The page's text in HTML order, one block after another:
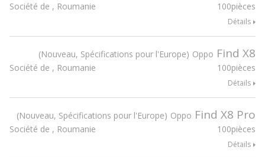
100pièces
Société de , Roumanie
Détails
Nouveau, Spécifications pour l'Europe Oppo Find X8
100pièces
Société de , Roumanie
Détails
Nouveau, Spécifications pour l'Europe Oppo Find X8 Pro
100pièces
Société de , Roumanie
Détails